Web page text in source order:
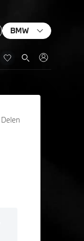
BMW
Delen